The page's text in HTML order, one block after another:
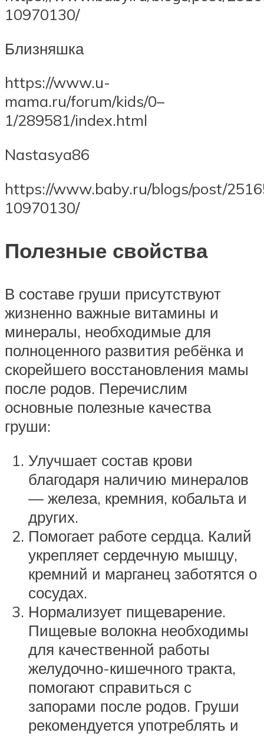
10970130/
Близняшка
https://www.u-
mama.ru/forum/kids/0–
1/289581/index.html
Nastasya86
https://www.baby.ru/blogs/post/
10970130/
Полезные свойства
В составе груши присутствуют
жизненно важные витамины и
минералы, необходимые для
полноценного развития ребёнка и
скорейшего восстановления мамы
после родов. Перечислим
основные полезные качества
груши:
Улучшает состав крови
благодаря наличию минералов
— железа, кремния, кобальта и
других.
Помогает работе сердца. Калий
укрепляет сердечную мышцу,
кремний и марганец заботятся о
сосудах.
Нормализует пищеварение.
Пищевые волокна необходимы
для качественной работы
желудочно-кишечного тракта,
помогают справиться с
запорами после родов. Груши
рекомендуется употреблять и